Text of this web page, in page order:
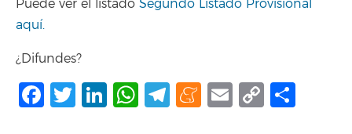
Puede ver el listado Segundo Listado Provisional
aquí.
¿Difundes?
Facebook
Twitter
LinkedIn
WhatsApp
Telegram
Meneame
Email
Copy